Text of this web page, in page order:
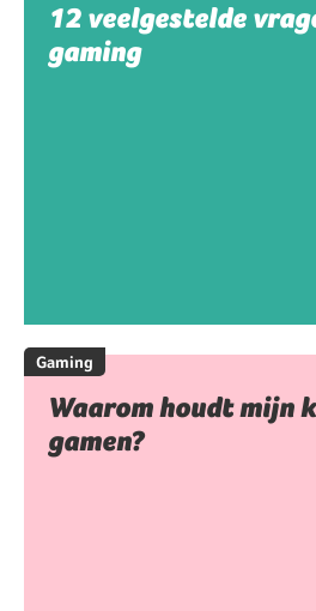
12 veelgestelde
gaming
Gaming
Waarom houdt mijn
gamen?